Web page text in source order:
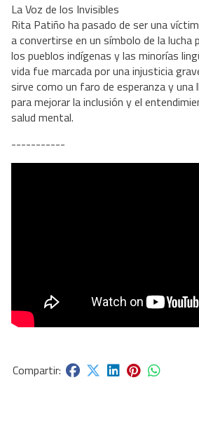
La Voz de los Invisibles
Rita Patiño ha pasado de ser una
a convertirse en un símbolo de la lucha
los pueblos indígenas y las minorías
vida fue marcada por una injusticia
sirve como un faro de esperanza y una
para mejorar la inclusión y el
salud mental.
-----------